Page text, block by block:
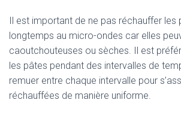
Il est important de ne pas réchauffer les
longtemps au micro-ondes car elles
caoutchouteuses ou sèches. Il est
les pâtes pendant des intervalles de
remuer entre chaque intervalle pour
réchauffées de manière uniforme.